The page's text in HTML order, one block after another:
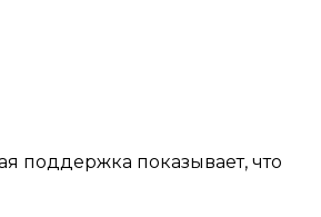
поддержка показывает, что